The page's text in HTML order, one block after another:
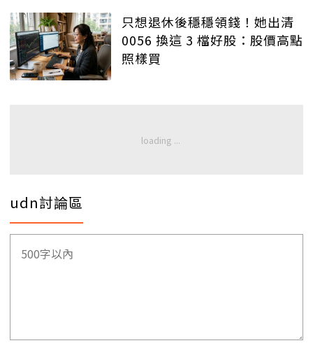
只想退休後穩穩領錢！她出清
0056 換這 3 檔好股：股價高點
照樣買
udn討論區